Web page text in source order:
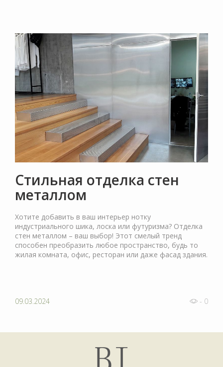
Стильная отделка стен
металлом
Хотите добавить в ваш интерьер нотку
индустриального шика, лоска или футуризма? Отделка
стен металлом – ваш выбор! Этот смелый тренд
способен преобразить любое пространство, будь то
жилая комната, офис, ресторан или даже фасад здания.
09.03.2024 - 0